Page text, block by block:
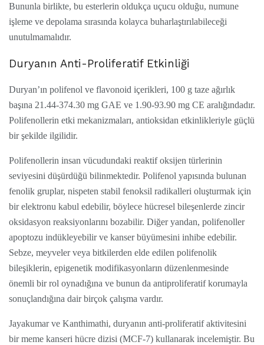
Bununla birlikte, bu esterlerin oldukça uçucu olduğu, numune
işleme ve depolama sırasında kolayca buharlaştırılabileceği
unutulmamalıdır.
Duryanın Anti-Proliferatif Etkinliği
Duryan’ın polifenol ve flavonoid içerikleri, 100 g taze ağırlık
başına 21.44-374.30 mg GAE ve 1.90-93.90 mg CE aralığındadır.
Polifenollerin etki mekanizmaları, antioksidan etkinlikleriyle güçlü
bir şekilde ilgilidir.
Polifenollerin insan vücudundaki reaktif oksijen türlerinin
seviyesini düşürdüğü bilinmektedir. Polifenol yapısında bulunan
fenolik gruplar, nispeten stabil fenoksil radikalleri oluşturmak için
bir elektronu kabul edebilir, böylece hücresel bileşenlerde zincir
oksidasyon reaksiyonlarını bozabilir. Diğer yandan, polifenoller
apoptozu indükleyebilir ve kanser büyümesini inhibe edebilir.
Sebze, meyveler veya bitkilerden elde edilen polifenolik
bileşiklerin, epigenetik modifikasyonların düzenlenmesinde
önemli bir rol oynadığına ve bunun da antiproliferatif korumayla
sonuçlandığına dair birçok çalışma vardır.
Jayakumar ve Kanthimathi, duryanın anti-proliferatif aktivitesini
bir meme kanseri hücre dizisi (MCF-7) kullanarak incelemiştir. Bu